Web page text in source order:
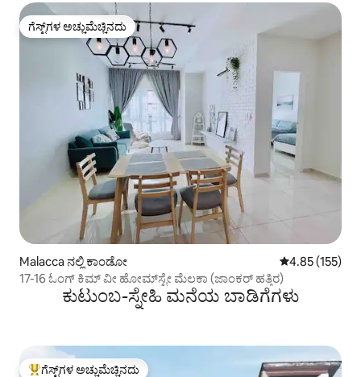
ಗೆಸ್ಟ್‌ಗಳ ಅಚ್ಚುಮೆಚ್ಚಿನದು
ಗೆಸ್ಟ್‌ಗಳ ಅಚ್ಚುಮೆಚ್ಚಿನದು
Malacca ನಲ್ಲಿ ಕಾಂಡೋ 5 ರಲ್ಲಿ 4.85
4.85 (155)
17-16 ಓಂಗ್ ಕಿಮ್ ವೀ ಹೋಮ್‌ಸ್ಟೇ ಮೆಲಕಾ (ಜಾಂಕರ್ ಹತ್ತಿರ)
ಕುಟುಂಬ-ಸ್ನೇಹಿ ಮನೆಯ ಬಾಡಿಗೆಗಳು
ಗೆಸ್ಟ್‌ಗಳ ಅಚ್ಚುಮೆಚ್ಚಿನದು